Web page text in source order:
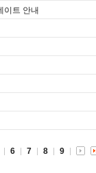
이트 안내
6 7 8 9